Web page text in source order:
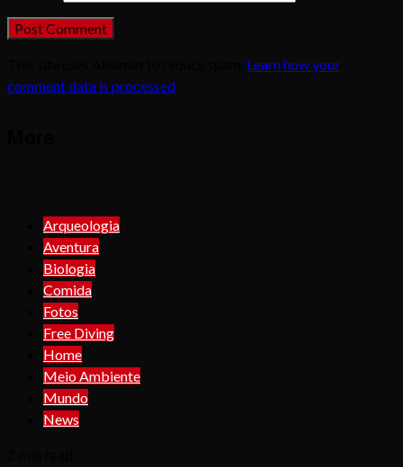
Learn how your
comment data is processed
Arqueologia
Aventura
Biologia
Comida
Fotos
Free Diving
Home
Meio Ambiente
Mundo
News